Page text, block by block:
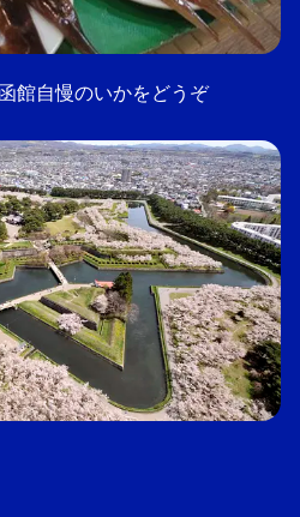
館自慢のいかをどうぞ